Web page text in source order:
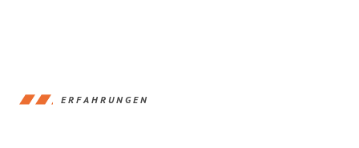
ERFAHRUNGEN